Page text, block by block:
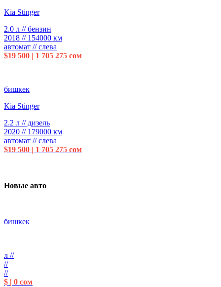
Kia Stinger
2.0 л // бензин
2018 // 154000 км
автомат // слева
$19 500 | 1 705 275 сом
бишкек
Kia Stinger
2.2 л // дизель
2020 // 179000 км
автомат // слева
$19 500 | 1 705 275 сом
Новые авто
бишкек
л //
//
//
$ | 0 сом